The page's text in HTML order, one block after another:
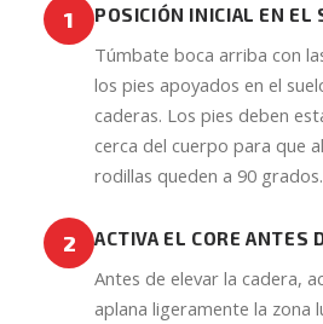
1 POSICIÓN INICIAL EN EL
Túmbate boca arriba con
los pies apoyados en el
caderas. Los pies deben
cerca del cuerpo para que
rodillas queden a 90 grados.
2 ACTIVA EL CORE ANTES
Antes de elevar la cadera,
aplana ligeramente la zona